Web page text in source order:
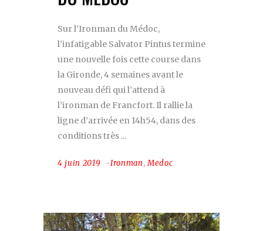
Sur l’Ironman du Médoc,
l’infatigable Salvator Pintus termine
une nouvelle fois cette course dans
la Gironde, 4 semaines avant le
nouveau défi qui l’attend à
l’ironman de Francfort. Il rallie la
ligne d’arrivée en 14h54, dans des
conditions très
4 juin 2019 Ironman,Medoc